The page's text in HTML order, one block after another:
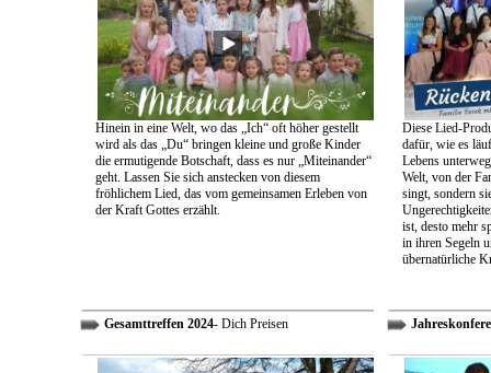
Hinein in eine Welt, wo das „Ich“ oft höher gestellt
wird als das „Du“ bringen kleine und große Kinder
die ermutigende Botschaft, dass es nur „Miteinander“
geht. Lassen Sie sich anstecken von diesem
fröhlichem Lied, das vom gemeinsamen Erleben von
der Kraft Gottes erzählt.
Diese Lied-
dafür, wie es
Lebens
Welt, von der
singt, sondern
ist, desto mehr
in ihren Segeln
übernatürliche
Gesamttreffen 2024- Dich Preisen